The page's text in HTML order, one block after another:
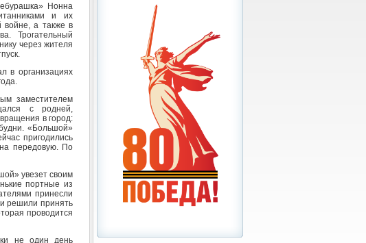
Нонна
и их
войне, а также в
Трогательный
через жителя
в организациях
заместителем
с родней,
в город:
«Большой»
пригодились
передовую. По
увезет своим
портные из
принесли
решили принять
проводится
не один день